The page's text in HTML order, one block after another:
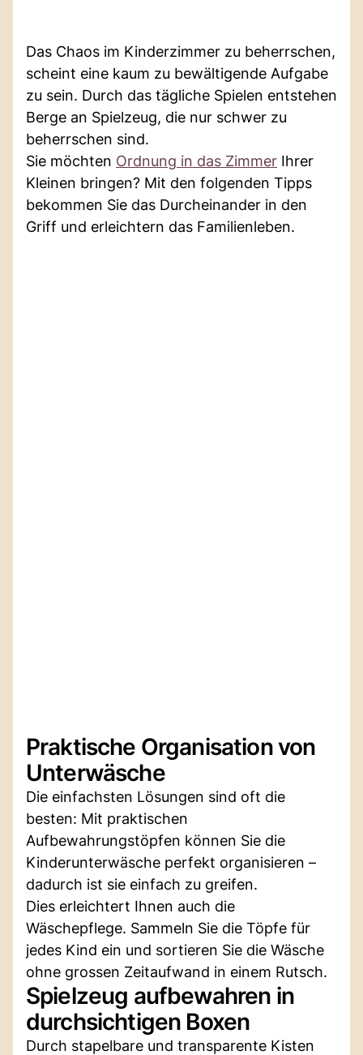
Das Chaos im Kinderzimmer zu beherrschen,
scheint eine kaum zu bewältigende Aufgabe
zu sein. Durch das tägliche Spielen entstehen
Berge an Spielzeug, die nur schwer zu
beherrschen sind.
Sie möchten Ordnung in das Zimmer Ihrer
Kleinen bringen? Mit den folgenden Tipps
bekommen Sie das Durcheinander in den
Griff und erleichtern das Familienleben.
Praktische Organisation von
Unterwäsche
Die einfachsten Lösungen sind oft die
besten: Mit praktischen
Aufbewahrungstöpfen können Sie die
Kinderunterwäsche perfekt organisieren –
dadurch ist sie einfach zu greifen.
Dies erleichtert Ihnen auch die
Wäschepflege. Sammeln Sie die Töpfe für
jedes Kind ein und sortieren Sie die Wäsche
ohne grossen Zeitaufwand in einem Rutsch.
Spielzeug aufbewahren in
durchsichtigen Boxen
Durch stapelbare und transparente Kisten